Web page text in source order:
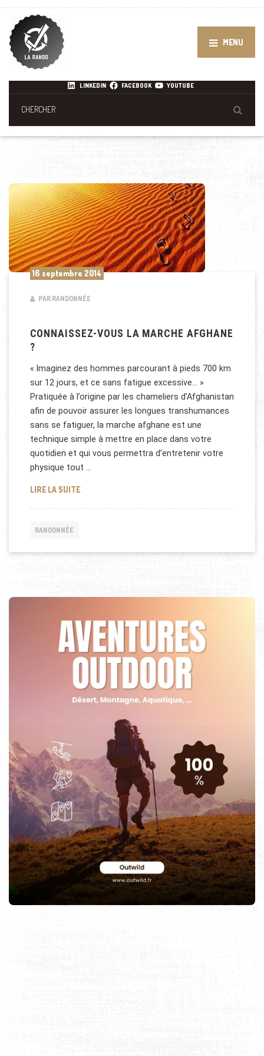
MENU
LINKEDIN FACEBOOK YOUTUBE
16 septembre 2014
PAR RANDONNÉE
CONNAISSEZ-VOUS LA MARCHE AFGHANE
?
« Imaginez des hommes parcourant à pieds 700 km
sur 12 jours, et ce sans fatigue excessive… »
Pratiquée à l’origine par les chameliers d’Afghanistan
afin de pouvoir assurer les longues transhumances
sans se fatiguer, la marche afghane est une
technique simple à mettre en place dans votre
quotidien et qui vous permettra d’entretenir votre
physique tout …
LIRE LA SUITECONNAISSEZ-VOUS LA MARCHE AFGHANE ?
RANDONNÉE